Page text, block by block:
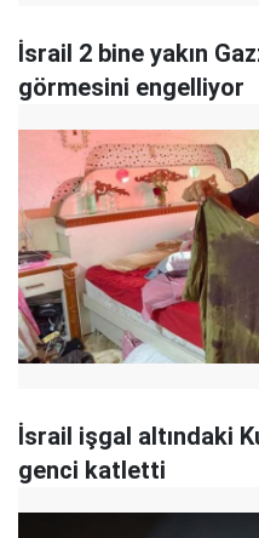
İsrail 2 bine yakın
görmesini engelliyor
İsrail işgal altındaki
genci katletti